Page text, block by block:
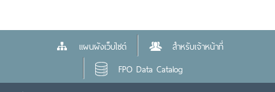
แผนผังเว็บไซต์
สำหรับเจ้าหน้าที่
FPO Data Catalog